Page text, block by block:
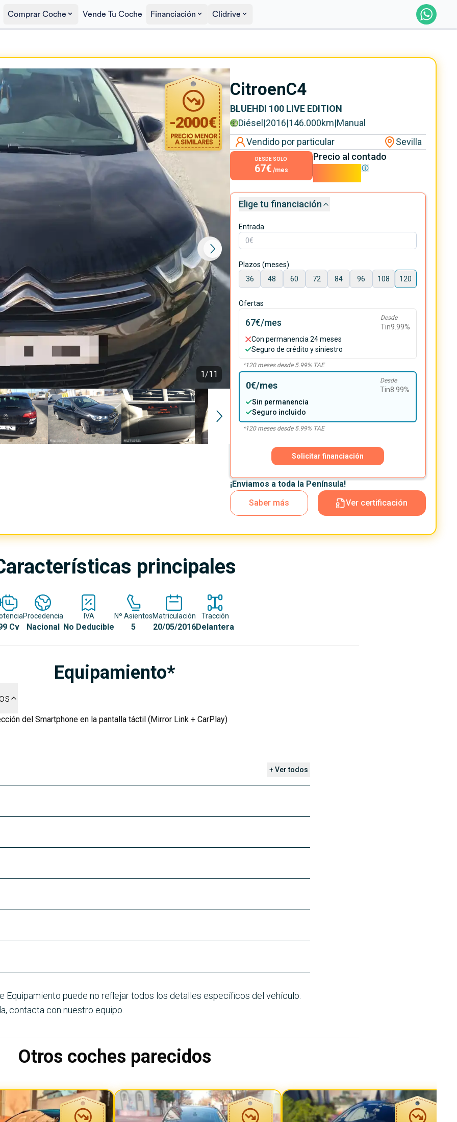
Comprar Coche Vende Tu Coche Financiación Clidrive
1/11
-2000€
6.000€
CitroenC4
BLUEHDI 100 LIVE EDITION
Diésel|2016|146.000km|Manual
Vendido por particular
Sevilla
DESDE SOLO
67€ /mes
Precio al contado
6.000€
Elige tu financiación
Entrada
Plazos (meses)
36
48 60 72 84 96 108 120
Ofertas
67€/mes Desde
Tin9.99%
Con permanencia 24 meses
Seguro de crédito y siniestro
*120meses desde 5.99% TAE
0€/mes Desde
Tin8.99%
Sin permanencia
Seguro incluido
*120meses desde 5.99% TAE
Solicitar financiación
¡Enviamos a toda la Península!
Saber más
Ver certificación
principales
Cv
Procedencia
Nacional
IVA
No Deducible
Nº Asientos
5
Matriculación
20/05/2016
Tracción
Delantera
Equipamiento*
del Smartphone en la pantalla táctil (Mirror Link + CarPlay)
+ Ver todos
Equipamiento puede no reflejar todos los detalles específicos del vehículo.
contacta con nuestro equipo.
Otros coches parecidos